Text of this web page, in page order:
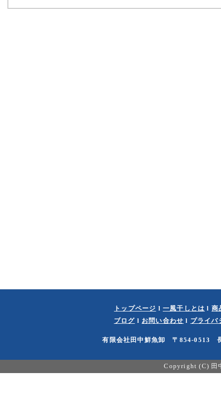
トップページ l 一風干しとは l 商
ブログ l お問い合わせ l プライバ
有限会社田中鮮魚卸 〒854-0513
Copyright (C) 田